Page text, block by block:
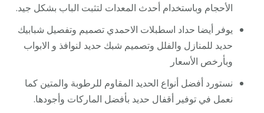
الأحجام وباستخدام أحدث المعدات لتثبت الباب بشكل جيد.
يوفر أيضا حداد اسطبلات الاحمدي تصميم وتفصيل شبابيك
حديد للمنازل والفلل وتصميم شبك حديد لنوافذ و الابواب
وبأرخص الأسعار
نستورد أفضل أنواع الحديد المقاوم للرطوبة والمتين كما
نعمل في توفير أقفال حديد بأفضل الماركات وأجودها.